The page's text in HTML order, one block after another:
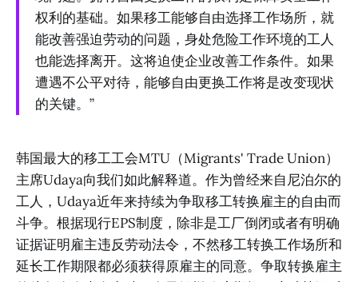
权利的基础。如果移工能够自由选择工作场所，就
能改善强迫劳动的问题，身处危险工作环境的工人
也能选择离开。这将迫使企业改善工作条件。如果
遭遇不公平对待，能够自由更换工作将是改变现状
的关键。”
韩国最大的移工工会MTU（Migrants' Trade Union）
主席Udaya向我们如此解释道。作为曾经来自尼泊尔的
工人，Udaya近年来持续为争取移工转换雇主的自由而
斗争。根据现行EPS制度，除非是工厂倒闭或者有明确
证据证明雇主违反劳动法令，不然移工转换工作场所和
延长工作期限都必须获得原雇主的同意。争取转换雇主